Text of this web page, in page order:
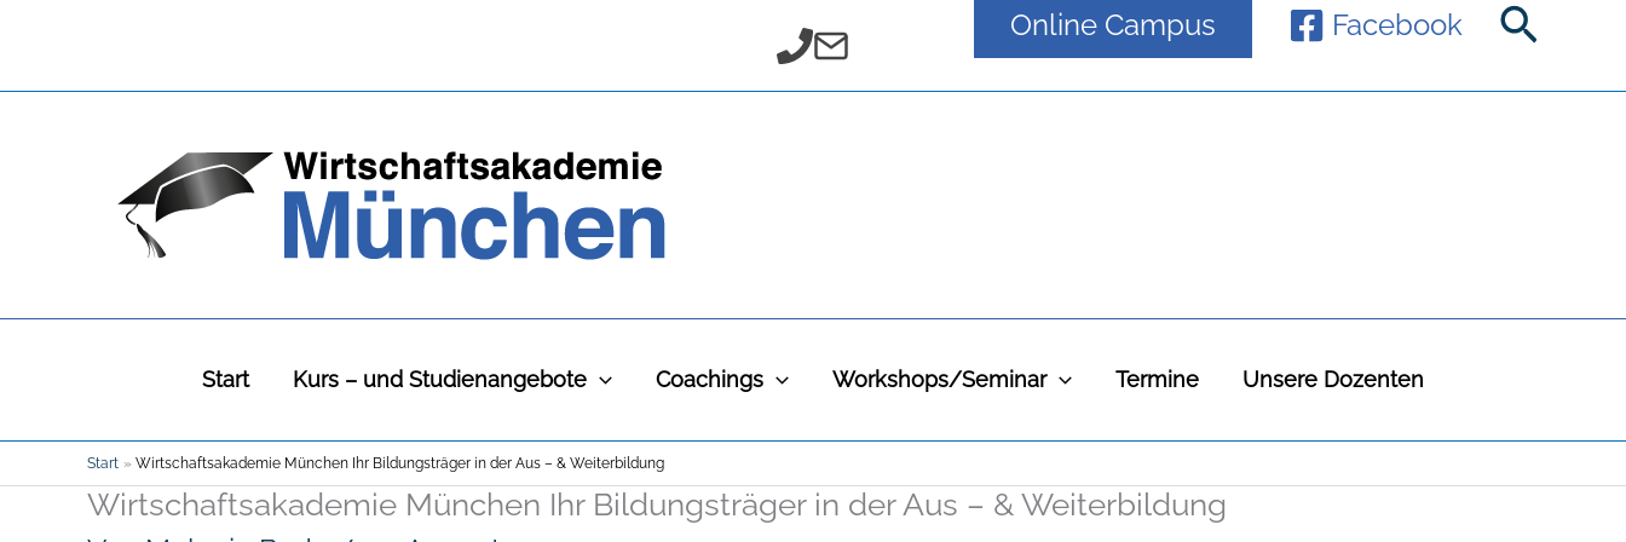
Inhalt
Online Campus Facebook
Start Kurs – und Studienangebote Coachings Workshops/Seminar Termine Unsere Dozenten
Start Wirtschaftsakademie München Ihr Bildungsträger in der Aus – & Weiterbildung
Wirtschaftsakademie München Ihr Bildungsträger in der Aus – & Weiterbildung